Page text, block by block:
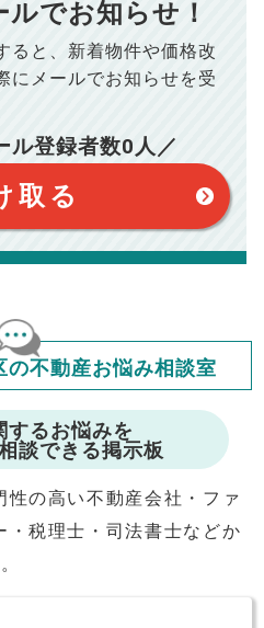
10,005 円
100,050 円
返済方式で試算しています。
入にて計算しております。
入れの全期間で金利が変わらない設
、お借り入れを保証するものでは
れた方の、いかなる損害について
融機関にご相談ください。
ページでは
の計算もできます
い場合、譲渡所得税が発生する
最寄りの税務署などにご確認く
でも概算であり、手残り金額を
ん。
登記の費用、引っ越し費用、住
数料等は含まれておりませんの
6万円＋消費税）
ルでお知らせ！
ると、 新着物件や価格改
に メールでお知らせを受
ル登録者数0 人／
取る
の不動産お悩み相談室
するお悩みを
談できる掲示板
の高い不動産会社・ファ
・税理士・司法書士などか